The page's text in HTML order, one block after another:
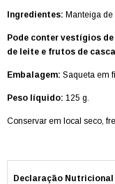
Ingredientes: Manteiga de
Pode conter vestígios
de leite e frutos de
Embalagem: Saqueta em
Peso líquido: 125 g.
Conservar em local seco,
Declaração Nutricional